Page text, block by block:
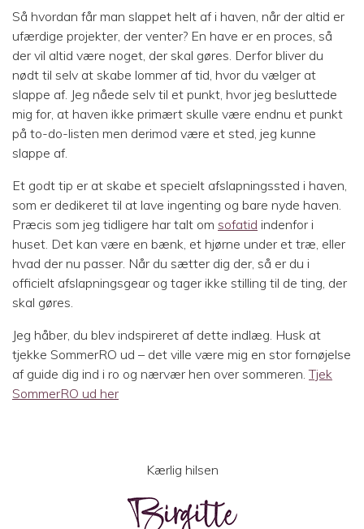
Så hvordan får man slappet helt af i haven, når der altid er
ufærdige projekter, der venter? En have er en proces, så
der vil altid være noget, der skal gøres. Derfor bliver du
nødt til selv at skabe lommer af tid, hvor du vælger at
slappe af. Jeg nåede selv til et punkt, hvor jeg besluttede
mig for, at haven ikke primært skulle være endnu et punkt
på to-do-listen men derimod være et sted, jeg kunne
slappe af.
Et godt tip er at skabe et specielt afslapningssted i haven,
som er dedikeret til at lave ingenting og bare nyde haven.
Præcis som jeg tidligere har talt om sofatid indenfor i
huset. Det kan være en bænk, et hjørne under et træ, eller
hvad der nu passer. Når du sætter dig der, så er du i
officielt afslapningsgear og tager ikke stilling til de ting, der
skal gøres.
Jeg håber, du blev indspireret af dette indlæg. Husk at
tjekke SommerRO ud – det ville være mig en stor fornøjelse
af guide dig ind i ro og nærvær hen over sommeren.Tjek
SommerRO ud her
Kærlig hilsen